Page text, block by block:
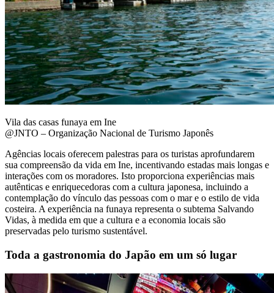
Vila das casas funaya em Ine
@JNTO – Organização Nacional de Turismo Japonês
Agências locais oferecem palestras para os turistas aprofundarem
sua compreensão da vida em Ine, incentivando estadas mais longas e
interações com os moradores. Isto proporciona experiências mais
autênticas e enriquecedoras com a cultura japonesa, incluindo a
contemplação do vínculo das pessoas com o mar e o estilo de vida
costeira. A experiência na funaya representa o subtema Salvando
Vidas, à medida em que a cultura e a economia locais são
preservadas pelo turismo sustentável.
Toda a gastronomia do Japão em um só lugar